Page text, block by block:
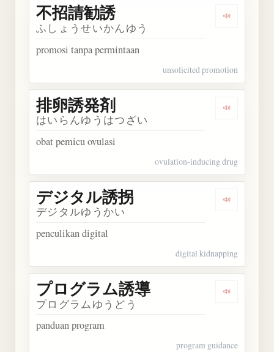
Dengarkan
不招請勧誘
ふしょうせいかんゆう
promosi tanpa permintaan
unsolicited promotion
Dengarkan
排卵誘発剤
はいらんゆうはつざい
obat pemicu ovulasi
ovulation-inducing drug
Dengarkan
デジタル誘拐
デジタルゆうかい
penculikan digital
digital kidnapping
Dengarkan
プログラム誘導
プログラムゆうどう
panduan program
program guidance